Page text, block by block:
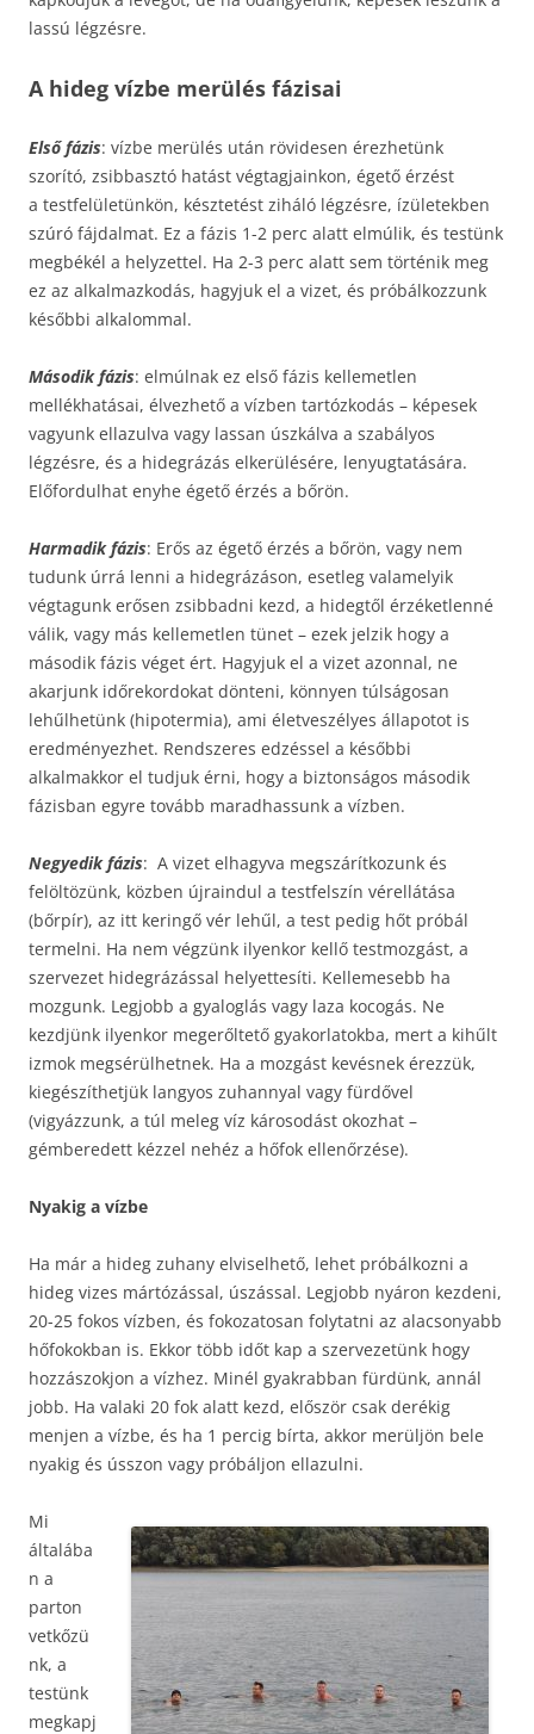
lassú légzésre.
A hideg vízbe merülés fázisai
Első fázis: vízbe merülés után rövidesen érezhetünk
szorító, zsibbasztó hatást végtagjainkon, égető érzést
a testfelületünkön, késztetést ziháló légzésre, ízületekben
szúró fájdalmat. Ez a fázis 1-2 perc alatt elmúlik, és testünk
megbékél a helyzettel. Ha 2-3 perc alatt sem történik meg
ez az alkalmazkodás, hagyjuk el a vizet, és próbálkozzunk
későbbi alkalommal.
Második fázis: elmúlnak ez első fázis kellemetlen
mellékhatásai, élvezhető a vízben tartózkodás – képesek
vagyunk ellazulva vagy lassan úszkálva a szabályos
légzésre, és a hidegrázás elkerülésére, lenyugtatására.
Előfordulhat enyhe égető érzés a bőrön.
Harmadik fázis: Erős az égető érzés a bőrön, vagy nem
tudunk úrrá lenni a hidegrázáson, esetleg valamelyik
végtagunk erősen zsibbadni kezd, a hidegtől érzéketlenné
válik, vagy más kellemetlen tünet – ezek jelzik hogy a
második fázis véget ért. Hagyjuk el a vizet azonnal, ne
akarjunk időrekordokat dönteni, könnyen túlságosan
lehűlhetünk (hipotermia), ami életveszélyes állapotot is
eredményezhet. Rendszeres edzéssel a későbbi
alkalmakkor el tudjuk érni, hogy a biztonságos második
fázisban egyre tovább maradhassunk a vízben.
Negyedik fázis: A vizet elhagyva megszárítkozunk és
felöltözünk, közben újraindul a testfelszín vérellátása
(bőrpír), az itt keringő vér lehűl, a test pedig hőt próbál
termelni. Ha nem végzünk ilyenkor kellő testmozgást, a
szervezet hidegrázással helyettesíti. Kellemesebb ha
mozgunk. Legjobb a gyaloglás vagy laza kocogás. Ne
kezdjünk ilyenkor megerőltető gyakorlatokba, mert a kihűlt
izmok megsérülhetnek. Ha a mozgást kevésnek érezzük,
kiegészíthetjük langyos zuhannyal vagy fürdővel
(vigyázzunk, a túl meleg víz károsodást okozhat –
gémberedett kézzel nehéz a hőfok ellenőrzése).
Nyakig a vízbe
Ha már a hideg zuhany elviselhető, lehet próbálkozni a
hideg vizes mártózással, úszással. Legjobb nyáron kezdeni,
20-25 fokos vízben, és fokozatosan folytatni az alacsonyabb
hőfokokban is. Ekkor több időt kap a szervezetünk hogy
hozzászokjon a vízhez. Minél gyakrabban fürdünk, annál
jobb. Ha valaki 20 fok alatt kezd, először csak derékig
menjen a vízbe, és ha 1 percig bírta, akkor merüljön bele
nyakig és ússzon vagy próbáljon ellazulni.
Mi
általába
n a
parton
vetkőzü
nk, a
testünk
megkapj